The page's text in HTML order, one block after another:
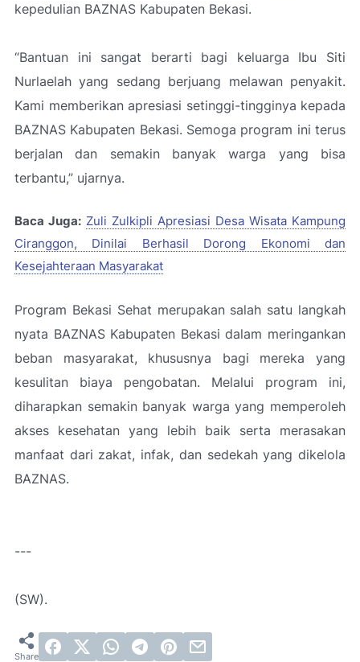
kepedulian BAZNAS Kabupaten Bekasi.
“Bantuan ini sangat berarti bagi keluarga Ibu Siti
Nurlaelah yang sedang berjuang melawan penyakit.
Kami memberikan apresiasi setinggi-tingginya kepada
BAZNAS Kabupaten Bekasi. Semoga program ini terus
berjalan dan semakin banyak warga yang bisa
terbantu,” ujarnya.
Baca Juga: Zuli Zulkipli Apresiasi Desa Wisata Kampung
Ciranggon, Dinilai Berhasil Dorong Ekonomi dan
Kesejahteraan Masyarakat
Program Bekasi Sehat merupakan salah satu langkah
nyata BAZNAS Kabupaten Bekasi dalam meringankan
beban masyarakat, khususnya bagi mereka yang
kesulitan biaya pengobatan. Melalui program ini,
diharapkan semakin banyak warga yang memperoleh
akses kesehatan yang lebih baik serta merasakan
manfaat dari zakat, infak, dan sedekah yang dikelola
BAZNAS.
---
(SW).